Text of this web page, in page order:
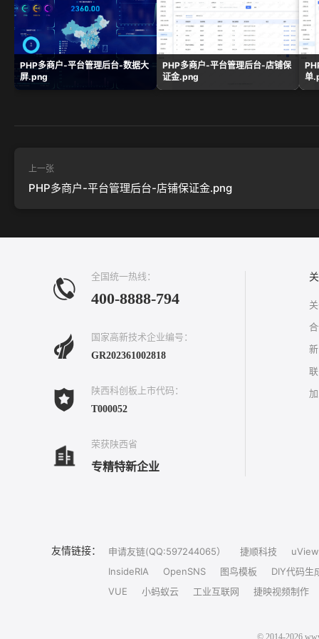
PHP多商户-平台管理后台-数据大
屏.png
PHP多商户-平台管理后台-店铺保
证金.png
单
上一张
PHP多商户-平台管理后台-店铺保证金.png
全国统一热线：
400-8888-794
国家高新技术企业编号：
GR202361002818
陕西科创板上市代码：
T000052
荣获陕西省
专精特新企业
友情链接： 申请友链(QQ:597244065） 捷顺科技
uView
InsideRIA
OpenSNS 图鸟模板
DIY代码生
VUE
小蚂蚁云 工业互联网 捷映视频制作
© 2014-2026